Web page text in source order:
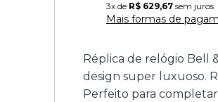
3x de R$ 629,67 sem juros
Mais formas de
Réplica de relógio Bell
design super luxuoso.
Perfeito para completar